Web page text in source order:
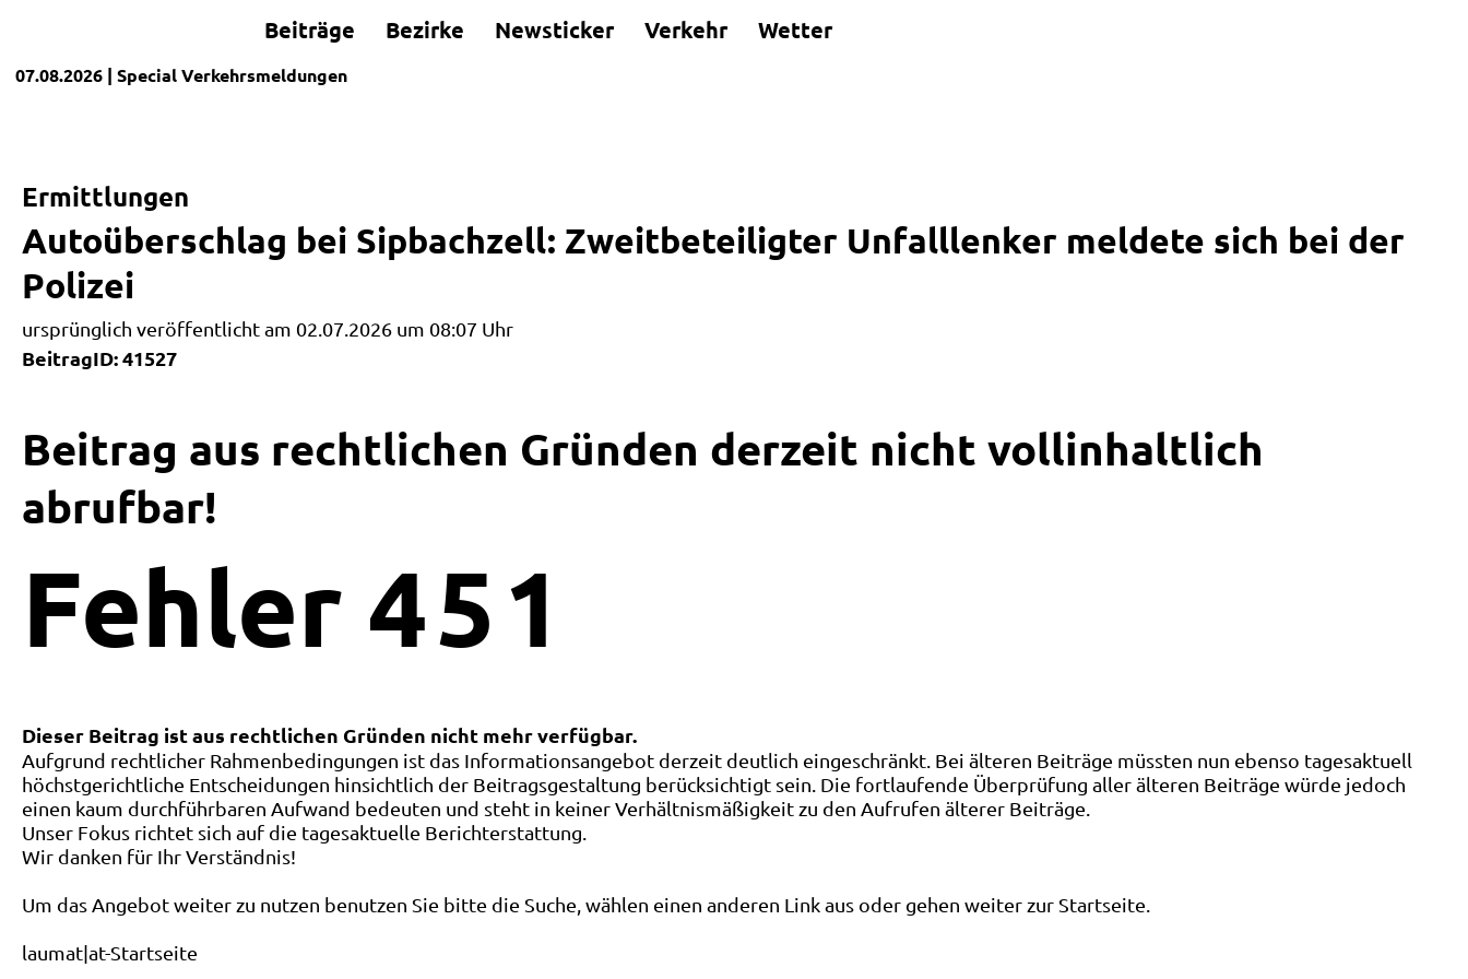
Beiträge Bezirke Newsticker Verkehr Wetter
07.08.2026 | SpecialVerkehrsmeldungen
Ermittlungen
Autoüberschlag bei Sipbachzell: Zweitbeteiligter Unfalllenker meldete sich bei der
Polizei
ursprünglich veröffentlicht am 02.07.2026 um 08:07 Uhr
BeitragID: 41527
Beitrag aus rechtlichen Gründen derzeit nicht vollinhaltlich
abrufbar!
Fehler 4 5 1
Dieser Beitrag ist aus rechtlichen Gründen nicht mehr verfügbar.
Aufgrund rechtlicher Rahmenbedingungen ist das Informationsangebot derzeit deutlich eingeschränkt. Bei älteren Beiträge müssten nun ebenso tagesaktuell
höchstgerichtliche Entscheidungen hinsichtlich der Beitragsgestaltung berücksichtigt sein. Die fortlaufende Überprüfung aller älteren Beiträge würde jedoch
einen kaum durchführbaren Aufwand bedeuten und steht in keiner Verhältnismäßigkeit zu den Aufrufen älterer Beiträge.
Unser Fokus richtet sich auf die tagesaktuelle Berichterstattung.
Wir danken für Ihr Verständnis!
Um das Angebot weiter zu nutzen benutzen Sie bitte die Suche, wählen einen anderen Link aus oder gehen weiter zur Startseite.
laumat|at-Startseite